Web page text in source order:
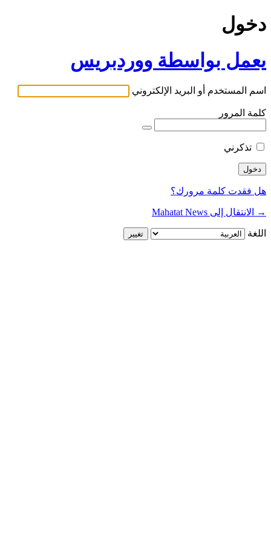
دخول
يعمل بواسطة ووردبريس
اسم المستخدم أو البريد الإلكتروني
كلمة المرور
تذكرني
هل فقدت كلمة مرورك؟
→ الانتقال إلى Mahatat News
اللغة